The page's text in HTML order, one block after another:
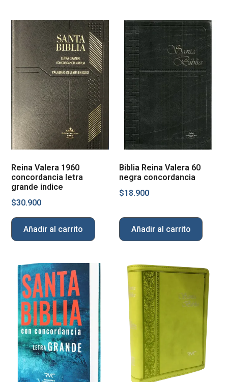
Reina Valera 1960
concordancia letra
grande indice
$30.900
Añadir al carrito
Biblia Reina Valera 60
negra concordancia
$18.900
Añadir al carrito